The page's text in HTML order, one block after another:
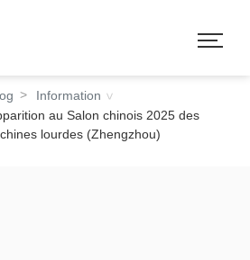
Information
au Salon chinois 2025 des
lourdes (Zhengzhou)